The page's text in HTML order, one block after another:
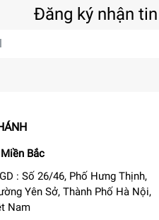
Đăng ký nhận tin
Bắc
: Số 26/46, Phố Hưng Thịnh,
Yên Sở, Thành Phố Hà Nội,
Nam